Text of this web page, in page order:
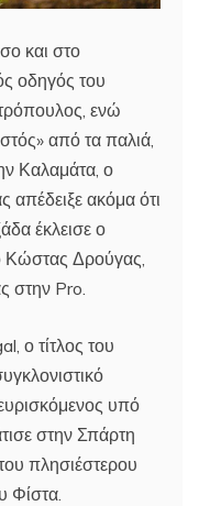
και στο
οδηγός του
ενώ
από τα παλιά,
Καλαμάτα, ο
απέδειξε ακόμα ότι
έκλεισε ο
Δρούγας,
στην Pro.
ο τίτλος του
υπό
στην Σπάρτη
πλησιέστερου
Φίστα.